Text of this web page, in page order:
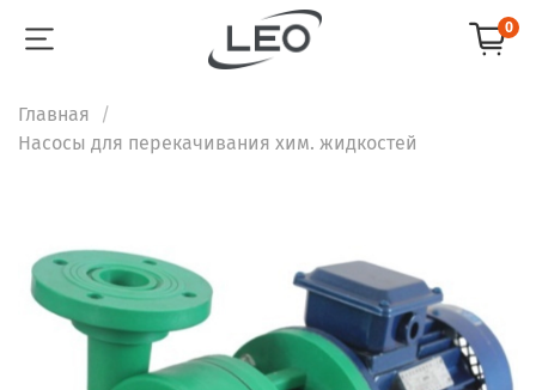
0
Главная
Насосы для перекачивания хим. жидкостей